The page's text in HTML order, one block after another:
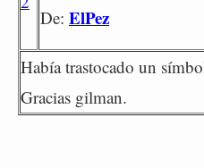
De: ElPez
Había trastocado un
Gracias gilman.